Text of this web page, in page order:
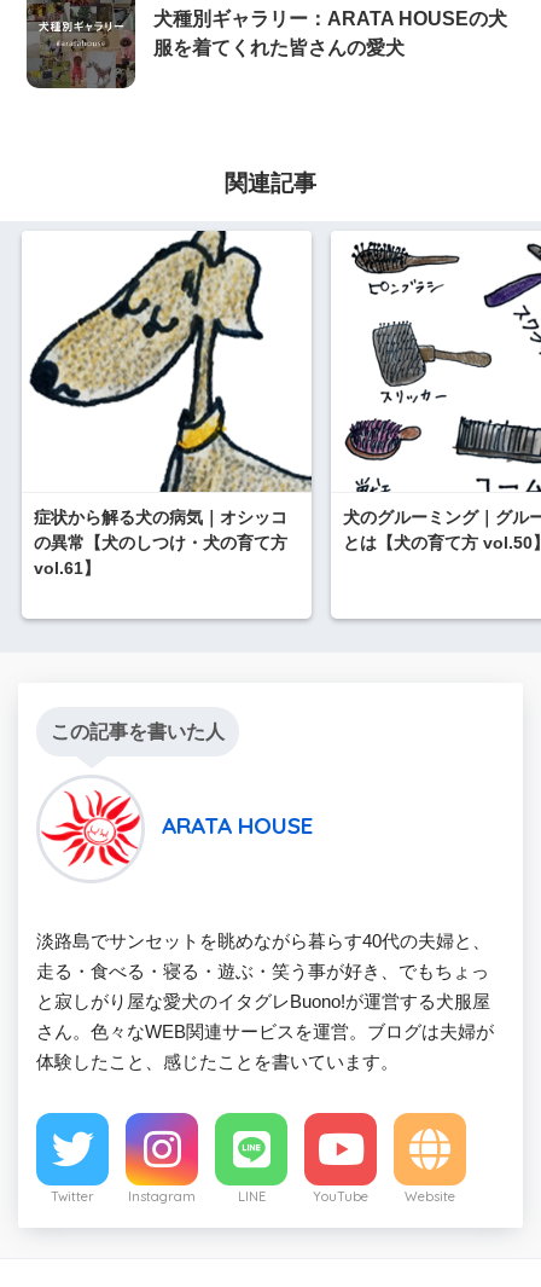
犬種別ギャラリー：ARATA HOUSEの犬
服を着てくれた皆さんの愛犬
関連記事
症状から解る犬の病気｜オシッコ
の異常【犬のしつけ・犬の育て方
vol.61】
犬のグルーミング｜グル
とは【犬の育て方 vol.50
この記事を書いた人
ARATA HOUSE
淡路島でサンセットを眺めながら暮らす40代の夫婦と、
走る・食べる・寝る・遊ぶ・笑う事が好き、でもちょっ
と寂しがり屋な愛犬のイタグレBuono!が運営する犬服屋
さん。色々なWEB関連サービスを運営。ブログは夫婦が
体験したこと、感じたことを書いています。
Twitter Instagram LINE YouTube Website